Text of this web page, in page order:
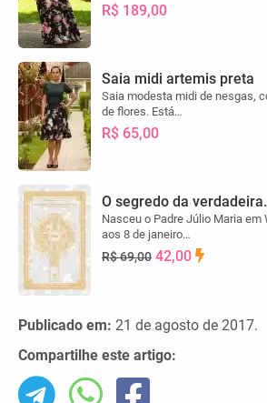
R$ 189,00
Saia midi artemis preta
Saia modesta midi de nesgas,
de flores. Está…
R$ 65,00
O segredo da
Nasceu o Padre Júlio Maria em
aos 8 de janeiro…
R$ 69,00 42,00
Publicado em: 21 de agosto de 2017.
Compartilhe este artigo: